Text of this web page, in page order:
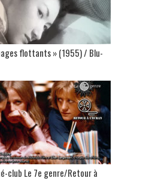
flottants » (1955) / Blu-
club Le 7e genre/Retour à